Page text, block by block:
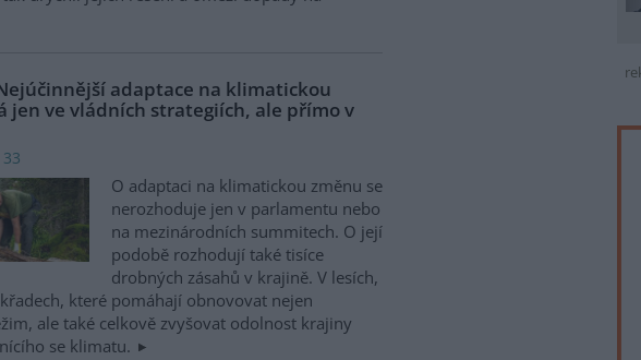
adaptace na klimatickou
jen ve vládních strategiích, ale přímo v
O adaptaci na klimatickou změnu se
nerozhoduje jen v parlamentu nebo
na mezinárodních summitech. O její
podobě rozhodují také tisíce
drobných zásahů v krajině. V lesích,
které pomáhají obnovovat nejen
ale také celkově zvyšovat odolnost krajiny
se klimatu.